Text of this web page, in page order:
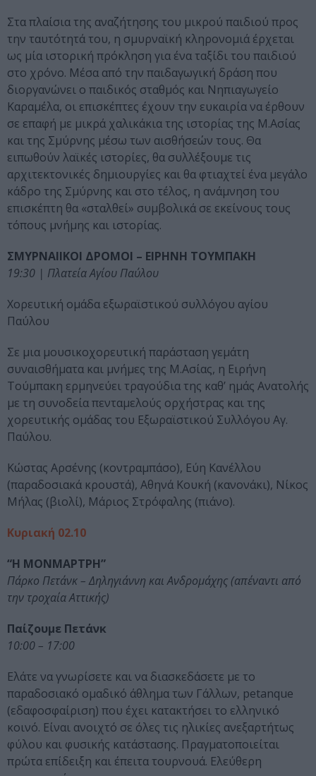
Στα πλαίσια της αναζήτησης του μικρού παιδιού προς
την ταυτότητά του, η σμυρναϊκή κληρονομιά έρχεται
ως μία ιστορική πρόκληση για ένα ταξίδι του παιδιού
στο χρόνο. Μέσα από την παιδαγωγική δράση που
διοργανώνει ο παιδικός σταθμός και Νηπιαγωγείο
Καραμέλα, οι επισκέπτες έχουν την ευκαιρία να έρθουν
σε επαφή με μικρά χαλικάκια της ιστορίας της Μ.Ασίας
και της Σμύρνης μέσω των αισθήσεών τους. Θα
ειπωθούν λαϊκές ιστορίες, θα συλλέξουμε τις
αρχιτεκτονικές δημιουργίες και θα φτιαχτεί ένα μεγάλο
κάδρο της Σμύρνης και στο τέλος, η ανάμνηση του
επισκέπτη θα «σταλθεί» συμβολικά σε εκείνους τους
τόπους μνήμης και ιστορίας.
ΣΜΥΡΝΑΙΙΚΟΙ ΔΡΟΜΟΙ – ΕΙΡΗΝΗ ΤΟΥΜΠΑΚΗ
19:30 | Πλατεία Αγίου Παύλου
Χορευτική ομάδα εξωραϊστικού συλλόγου αγίου
Παύλου
Σε μια μουσικοχορευτική παράσταση γεμάτη
συναισθήματα και μνήμες της Μ.Ασίας, η Ειρήνη
Τούμπακη ερμηνεύει τραγούδια της καθ’ ημάς Ανατολής
με τη συνοδεία πενταμελούς ορχήστρας και της
χορευτικής ομάδας του Εξωραϊστικού Συλλόγου Αγ.
Παύλου.
Κώστας Αρσένης (κοντραμπάσο), Εύη Κανέλλου
(παραδοσιακά κρουστά), Αθηνά Κουκή (κανονάκι), Νίκος
Μήλας (βιολί), Μάριος Στρόφαλης (πιάνο).
Κυριακή 02.10
“Η MΟΝΜΑΡΤΡΗ”
Πάρκο Πετάνκ – Δηληγιάννη και Ανδρομάχης (απέναντι από
την τροχαία Αττικής)
Παίζουμε Πετάνκ
10:00 – 17:00
Ελάτε να γνωρίσετε και να διασκεδάσετε με το
παραδοσιακό ομαδικό άθλημα των Γάλλων, petanque
(εδαφοσφαίριση) που έχει κατακτήσει το ελληνικό
κοινό. Είναι ανοιχτό σε όλες τις ηλικίες ανεξαρτήτως
φύλου και φυσικής κατάστασης. Πραγματοποιείται
πρώτα επίδειξη και έπειτα τουρνουά. Ελεύθερη